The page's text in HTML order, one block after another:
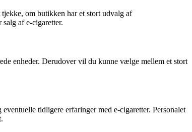
om butikken har et stort udvalg af
af e-cigaretter.
enheder. Derudover vil du kunne vælge mellem et stort
tidligere erfaringer med e-cigaretter. Personalet